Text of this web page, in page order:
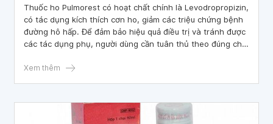
Thuốc ho Pulmorest có hoạt chất chính là Levodropropizin,
có tác dụng kích thích cơn ho, giảm các triệu chứng bệnh
đường hô hấp. Để đảm bảo hiệu quả điều trị và tránh được
các tác dụng phụ, người dùng cần tuân thủ theo đúng chỉ
Xem thêm